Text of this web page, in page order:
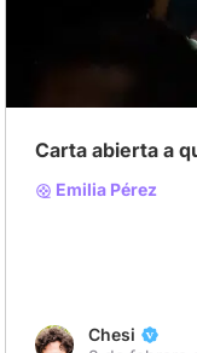
Carta abierta a
Emilia Pérez
Chesi